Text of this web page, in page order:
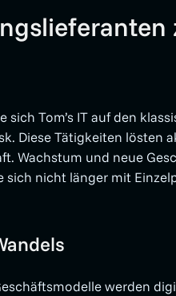
sich Tom’s IT auf den
Diese Tätigkeiten lösten
Wachstum und neue
sich nicht länger mit
werden